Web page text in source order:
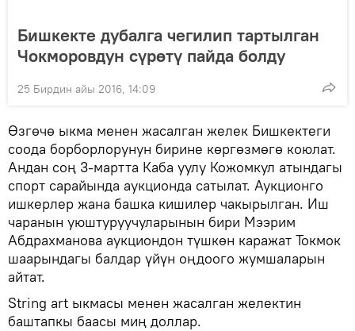
Бишкекте дубалга чегилип тартылган
Чокморовдун сүрөтү пайда болду
25 Бирдин айы 2016, 14:09
Өзгөчө ыкма менен жасалган желек Бишкектеги
соода борборлорунун бирине көргөзмөгө коюлат.
Андан соң 3-мартта Каба уулу Кожомкул атындагы
спорт сарайында аукционда сатылат. Аукционго
ишкерлер жана башка кишилер чакырылган. Иш
чаранын уюштуруучуларынын бири Мээрим
Абдрахманова аукциондон түшкөн каражат Токмок
шаарындагы балдар үйүн оңдоого жумшаларын
айтат.
String art ыкмасы менен жасалган желектин
баштапкы баасы миң доллар.